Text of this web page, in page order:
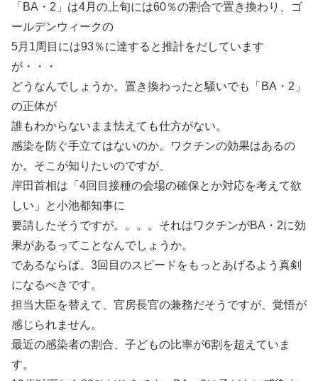
「BA・2」は4月の上旬には60％の割合で置き換わり、ゴ
ールデンウィークの
5月1周目には93％に達すると推計をだしています
が・・・
どうなんでしょうか。置き換わったと騒いでも「BA・2」
の正体が
誰もわからないまま怯えても仕方がない。
感染を防ぐ手立てはないのか。ワクチンの効果はあるの
か。そこが知りたいのですが、
岸田首相は「4回目接種の会場の確保とか対応を考えて欲
しい」と小池都知事に
要請したそうですが。。。。それはワクチンがBA・2に効
果があるってことなんでしょうか。
であるならば、3回目のスピードをもっとあげるよう真剣
になるべきです。
担当大臣を替えて、官房長官の兼務だそうですが、覚悟が
感じられません。
最近の感染者の割合、子どもの比率が6割を超えていま
す。